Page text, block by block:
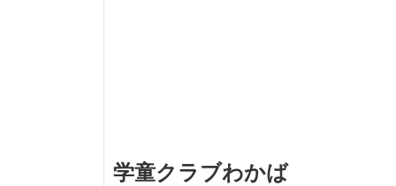
学童クラブわかば